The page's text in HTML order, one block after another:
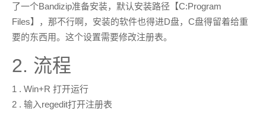
了一个Bandizip准备安装，默认安装路径【C:Program
Files】，那不行啊，安装的软件也得进D盘，C盘得留着给重
要的东西用。这个设置需要修改注册表。
2. 流程
1 . Win+R 打开运行
2 . 输入regedit打开注册表